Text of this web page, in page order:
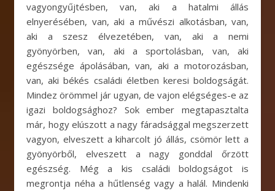
vagyongyűjtésben, van, aki a hatalmi állás
elnyerésében, van, aki a művészi alkotásban, van,
aki a szesz élvezetében, van, aki a nemi
gyönyörben, van, aki a sportolásban, van, aki
egészsége ápolásában, van, aki a motorozásban,
van, aki békés családi életben keresi boldogságát.
Mindez örömmel jár ugyan, de vajon elégséges-e az
igazi boldogsághoz? Sok ember megtapasztalta
már, hogy elúszott a nagy fáradsággal megszerzett
vagyon, elveszett a kiharcolt jó állás, csömör lett a
gyönyörből, elveszett a nagy gonddal őrzött
egészség. Még a kis családi boldogságot is
megrontja néha a hűtlenség vagy a halál. Mindenki